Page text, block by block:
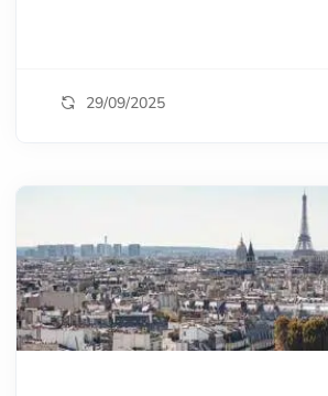
29/09/2025